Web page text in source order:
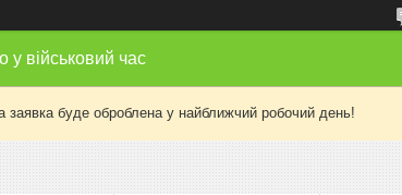
у військовий час
буде оброблена у найближчий робочий день!